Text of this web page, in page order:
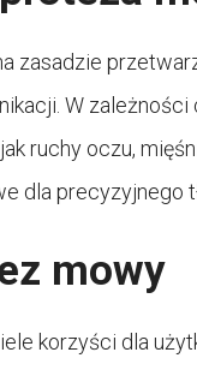
zasadzie
W
ruchy oczu,
dla precyzyjnego
mowy
korzyści dla